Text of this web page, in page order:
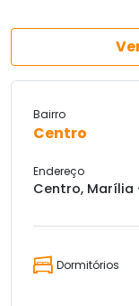
Bairro
Centro
Endereço
Centro, Marília
Dormitórios